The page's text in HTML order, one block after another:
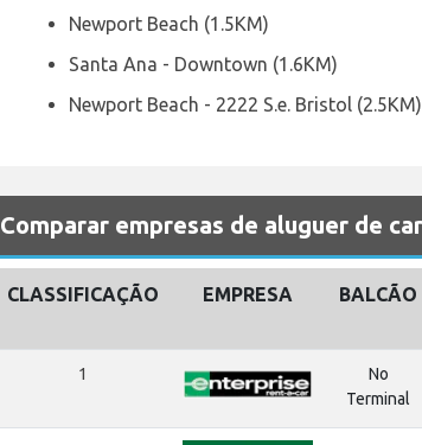
Newport Beach (1.5KM)
Santa Ana - Downtown (1.6KM)
Newport Beach - 2222 S.e. Bristol (2.5KM)
Comparar empresas de aluguer de
CLASSIFICAÇÃO EMPRESA BALCÃO
1
No
Terminal